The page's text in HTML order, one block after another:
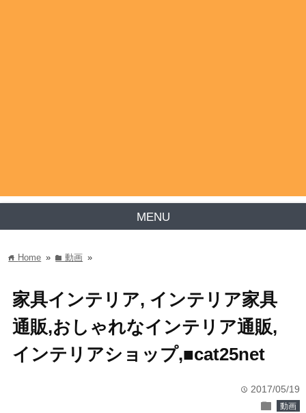
MENU
home Home » folder動画 »
家具インテリア, インテリア家具
通販,おしゃれなインテリア通販,
インテリアショップ,■cat25net
time 2017/05/19
folder 動画